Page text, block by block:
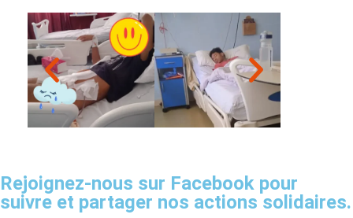
Rejoignez-nous sur Facebook pour
suivre et partager nos actions solidaires.